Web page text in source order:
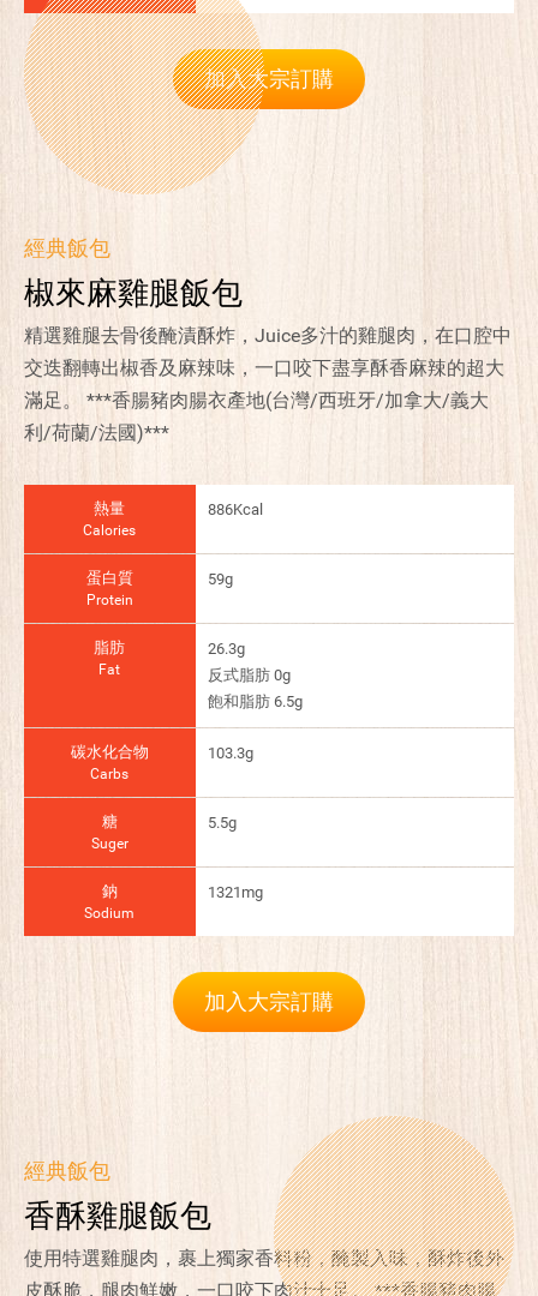
加入大宗訂購
經典飯包
椒來麻雞腿飯包
精選雞腿去骨後醃漬酥炸，Juice多汁的雞腿肉，在口腔中
交迭翻轉出椒香及麻辣味，一口咬下盡享酥香麻辣的超大
滿足。 ***香腸豬肉腸衣產地(台灣/西班牙/加拿大/義大
利/荷蘭/法國)***
熱量
Calories
886Kcal
蛋白質
Protein
59g
脂肪
Fat
26.3g
反式脂肪 0g
飽和脂肪 6.5g
碳水化合物
Carbs
103.3g
糖
Suger
5.5g
鈉
Sodium
1321mg
加入大宗訂購
經典飯包
香酥雞腿飯包
使用特選雞腿肉，裹上獨家香料粉，醃製入味，酥炸後外
皮酥脆，腿肉鮮嫩，一口咬下肉汁十足。 ***香腸豬肉腸